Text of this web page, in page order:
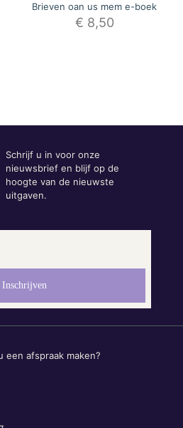
Brieven oan us mem e-boek
€ 8,50
Schrijf u in voor onze
nieuwsbrief en blijf op de
hoogte van de nieuwste
uitgaven.
afspraak maken?